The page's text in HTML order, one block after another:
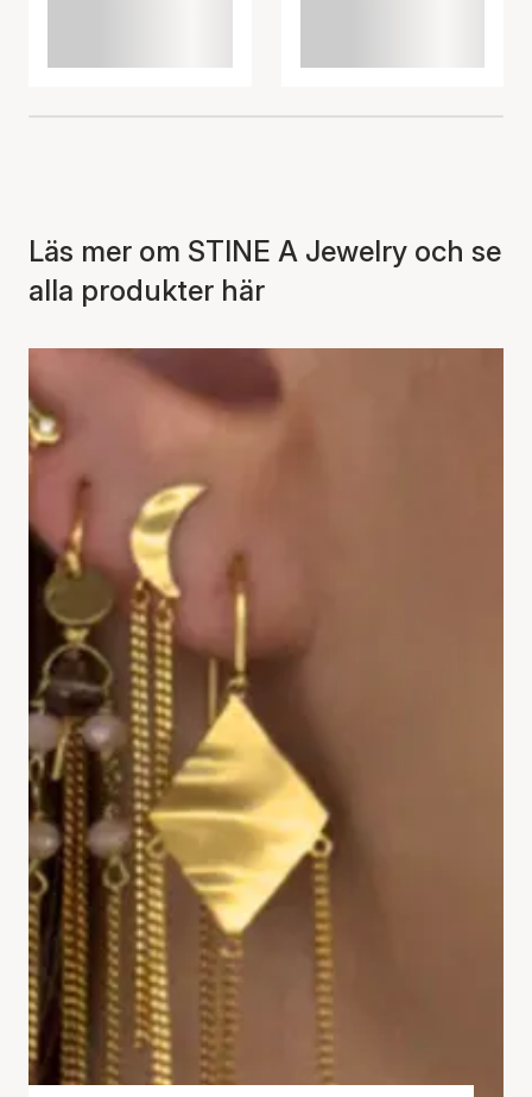
Läs mer om STINE A Jewelry och se
alla produkter här